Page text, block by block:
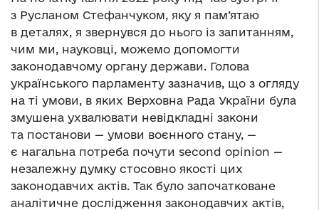
з Русланом Стефанчуком, яку я пам’ятаю
в деталях, я звернувся до нього із запитанням,
чим ми, науковці, можемо допомогти
законодавчому органу держави. Голова
українського парламенту зазначив, що з огляду
на ті умови, в яких Верховна Рада України була
змушена ухвалювати невідкладні закони
та постанови — умови воєнного стану, —
є нагальна потреба почути second opinion —
незалежну думку стосовно якості цих
законодавчих актів. Так було започатковане
аналітичне дослідження законодавчих актів,